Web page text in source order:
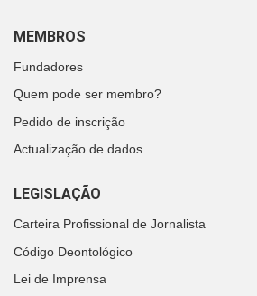
MEMBROS
Fundadores
Quem pode ser membro?
Pedido de inscrição
Actualização de dados
LEGISLAÇÃO
Carteira Profissional de Jornalista
Código Deontológico
Lei de Imprensa